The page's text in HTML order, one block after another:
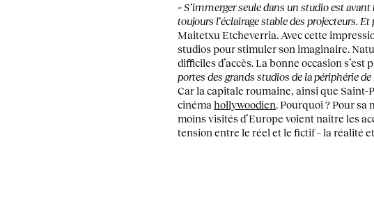
« S’immerger seule dans un studio est
toujours l’éclairage stable des projecteurs.
Maitetxu Etcheverria. Avec cette
studios pour stimuler son imaginaire.
difficiles d’accès. La bonne occasion s’est
portes des grands studios de la périphérie
Car la capitale roumaine, ainsi que Saint-
cinémahollywoodien. Pourquoi ? Pour
moins visités d’Europe voient naître les
tension entre le réel et le fictif – la réalité